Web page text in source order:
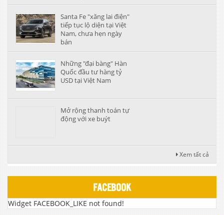
Santa Fe "xăng lai điện"
tiếp tục lộ diện tại Việt
Nam, chưa hẹn ngày
bán
Những "đại bàng" Hàn
Quốc đầu tư hàng tỷ
USD tại Việt Nam
Mở rộng thanh toán tự
động với xe buýt
Xem tất cả
FACEBOOK
Widget FACEBOOK_LIKE not found!